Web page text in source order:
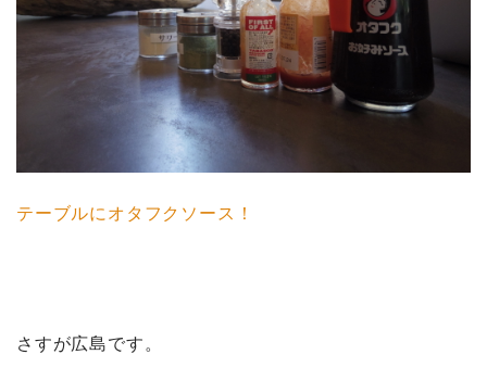
テーブルにオタフクソース！
さすが広島です。